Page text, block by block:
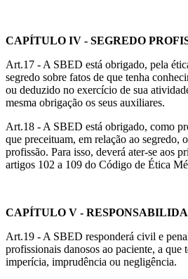
CAPÍTULO IV - SEGREDO
Art.17 - A SBED está obrigado, pela
segredo sobre fatos de que tenha
ou deduzido no exercício de sua
mesma obrigação os seus auxiliares.
Art.18 - A SBED está obrigado, como
que preceituam, em relação ao segredo,
profissão. Para isso, deverá ater-se aos
artigos 102 a 109 do Código de Ética
CAPÍTULO V -
Art.19 - A SBED responderá civil e
profissionais danosos ao paciente, a que
imperícia, imprudência ou negligência.